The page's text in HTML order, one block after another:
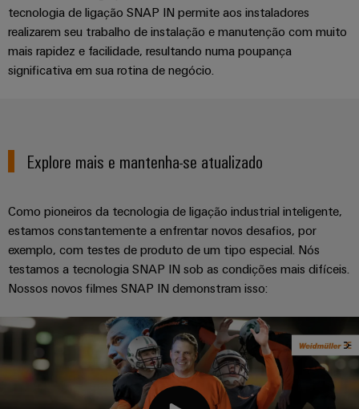
tecnologia de ligação SNAP IN permite aos instaladores
realizarem seu trabalho de instalação e manutenção com muito
mais rapidez e facilidade, resultando numa poupança
significativa em sua rotina de negócio.
Explore mais e mantenha-se atualizado
Como pioneiros da tecnologia de ligação industrial inteligente,
estamos constantemente a enfrentar novos desafios, por
exemplo, com testes de produto de um tipo especial. Nós
testamos a tecnologia SNAP IN sob as condições mais difíceis.
Nossos novos filmes SNAP IN demonstram isso: